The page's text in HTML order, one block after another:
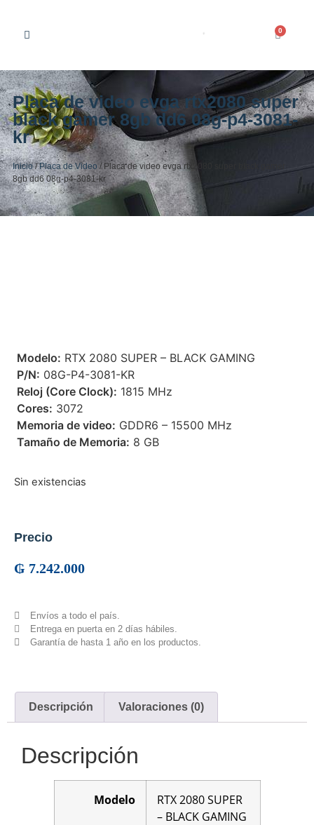
0
Placa de video evga rtx2080 super
black gamer 8gb dd6 08g-p4-3081-
kr
Inicio/Placa de Video / Placa de video evga rtx2080 super black gamer
8gb dd6 08g-p4-3081-kr
 Modelo: RTX 2080 SUPER – BLACK GAMING
 P/N: 08G-P4-3081-KR
 Reloj (Core Clock): 1815 MHz
 Cores: 3072
 Memoria de video: GDDR6 – 15500 MHz
 Tamaño de Memoria: 8 GB
Sin existencias
Precio
₲ 7.242.000
Envíos a todo el país.
Entrega en puerta en 2 días hábiles.
Garantía de hasta 1 año en los productos.
Descripción Valoraciones (0)
Descripción
Modelo
RTX 2080 SUPER
– BLACK GAMING